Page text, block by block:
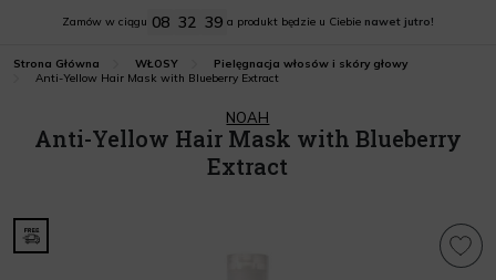
Strona Główna WŁOSY
Pielęgnacja włosów i skóry głowy
Anti-Yellow Hair Mask with Blueberry Extract
NOAH
Anti-Yellow Hair Mask with Blueberry
Extract
Zamów w ciągu 08 32 38 a produkt będzie u Ciebie nawet jutro!